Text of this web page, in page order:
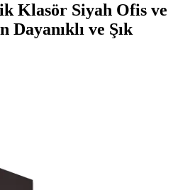
Klasör Siyah Ofis ve
Dayanıklı ve Şık